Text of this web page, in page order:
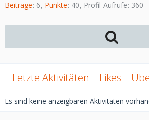
Beiträge 6 Punkte 40 Profil-Aufrufe 360
Letzte Aktivitäten Likes
Es sind keine anzeigbaren Aktivitäten